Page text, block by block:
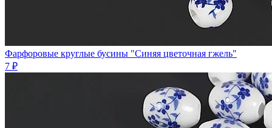
Фарфоровые круглые бусины "Синяя цветочная гжель"
7 ₽